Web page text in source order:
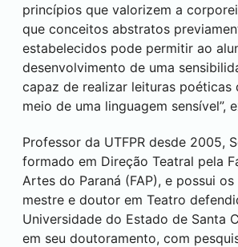
princípios que valorizem a
que conceitos abstratos
estabelecidos pode permitir ao
desenvolvimento de uma
capaz de realizar leituras poéticas
meio de uma linguagem sensível”,
Professor da UTFPR desde 2005,
formado em Direção Teatral pela
Artes do Paraná (FAP), e possui
mestre e doutor em Teatro
Universidade do Estado de Santa
em seu doutoramento, com